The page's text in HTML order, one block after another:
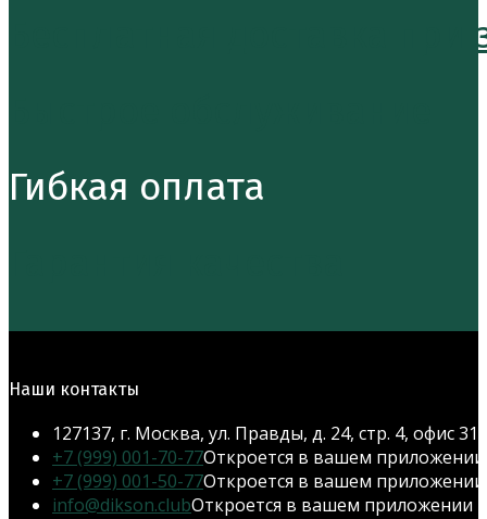
Бесплатная доставка при
Гибкая оплата
Наши контакты
127137, г. Москва, ул. Правды, д. 24, стр. 4, офис 317
+7 (999) 001-70-77Откроется в вашем приложении
+7 (999) 001-50-77Откроется в вашем приложении
info@dikson.clubОткроется в вашем приложении